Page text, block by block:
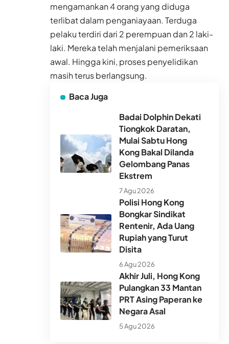
mengamankan 4 orang yang diduga
terlibat dalam penganiayaan. Terduga
pelaku terdiri dari 2 perempuan dan 2 laki-
laki. Mereka telah menjalani pemeriksaan
awal. Hingga kini, proses penyelidikan
masih terus berlangsung.
Baca Juga
Badai Dolphin Dekati
Tiongkok Daratan,
Mulai Sabtu Hong
Kong Bakal Dilanda
Gelombang Panas
Ekstrem
7 Agu 2026
Polisi Hong Kong
Bongkar Sindikat
Rentenir, Ada Uang
Rupiah yang Turut
Disita
6 Agu 2026
Akhir Juli, Hong Kong
Pulangkan 33 Mantan
PRT Asing Paperan ke
Negara Asal
5 Agu 2026